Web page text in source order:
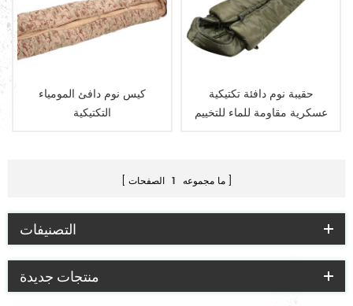
كيس نوم دافئ المومياء
التكتيكية
حقيبة نوم دافئة تكتيكية
عسكرية مقاومة للماء للتخييم
ما مجموعه 1 الصفحات
التصنيفات
منتجات جديدة